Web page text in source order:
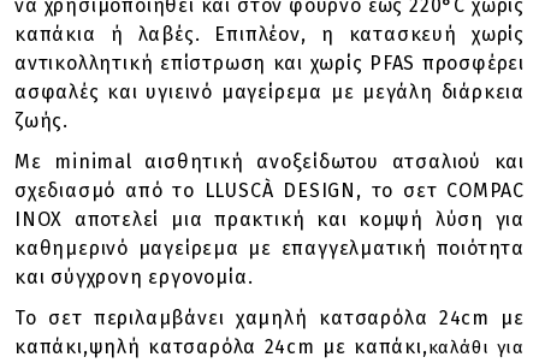
να χρησιμοποιηθεί και στον φούρνο έως 220°C χωρίς
καπάκια ή λαβές. Επιπλέον, η κατασκευή χωρίς
αντικολλητική επίστρωση και χωρίς PFAS προσφέρει
ασφαλές και υγιεινό μαγείρεμα με μεγάλη διάρκεια
ζωής.
Με minimal αισθητική ανοξείδωτου ατσαλιού και
σχεδιασμό από το LLUSCÀ DESIGN, το σετ COMPAC
INOX αποτελεί μια πρακτική και κομψή λύση για
καθημερινό μαγείρεμα με επαγγελματική ποιότητα
και σύγχρονη εργονομία.
Το σετ περιλαμβάνει χαμηλή κατσαρόλα 24cm με
καπάκι,ψηλή κατσαρόλα 24cm με καπάκι,καλάθι για